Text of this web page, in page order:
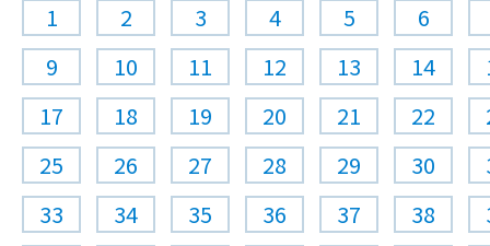
1 2 3 4 5
6
9
10 11 12 13 14
17
18 19 20 21 22
25
26 27 28 29 30
33
34 35 36 37 38